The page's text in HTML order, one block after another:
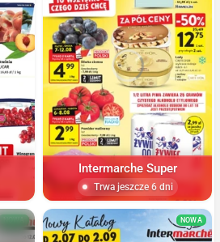
Intermarche Super
Trwa jeszcze 6 dni
NOWA